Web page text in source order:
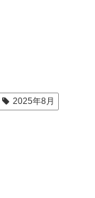
2025年8月